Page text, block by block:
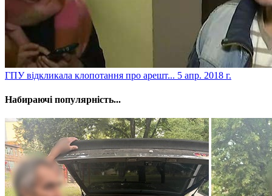
​ГПУ відкликала клопотання про арешт... 5 апр. 2018 г.
Набираючі популярність...